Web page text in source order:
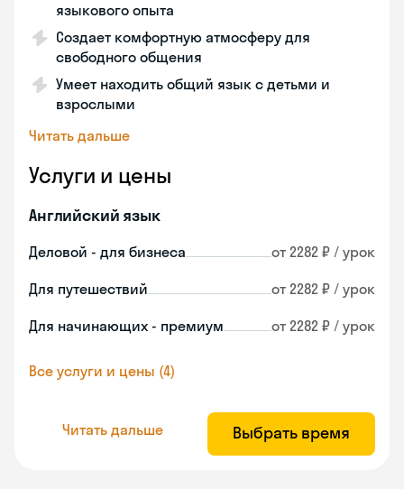
языкового опыта
Создает комфортную атмосферу для
свободного общения
Умеет находить общий язык с детьми и
взрослыми
Читать дальше
Услуги и цены
Английский язык
Деловой - для бизнеса от 2282 ₽ / урок
Для путешествий от 2282 ₽ / урок
Для начинающих - премиум от 2282 ₽ / урок
Все услуги и цены (4)
Читать дальше Выбрать время